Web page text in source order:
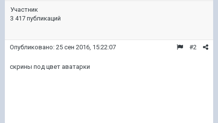
Участник
3 417 публикаций
#2
Опубликовано: 25 сен 2016, 15:22:07
скрины под цвет аватарки